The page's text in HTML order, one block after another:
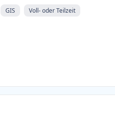
GIS Voll- oder Teilzeit